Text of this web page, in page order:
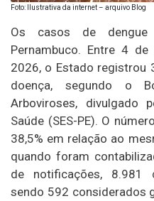
Foto: Ilustrativa da internet – arquivo Blog
Os casos de
Pernambuco. Entre 4
2026, o Estado registrou
doença, segundo o
Arboviroses, divulgado
Saúde (SES-PE). O
38,5% em relação ao
quando foram
de notificações, 8.981
sendo 592 considerados